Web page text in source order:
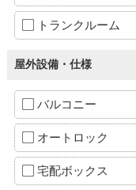
トランクルーム
屋外設備・仕様
バルコニー
オートロック
宅配ボックス